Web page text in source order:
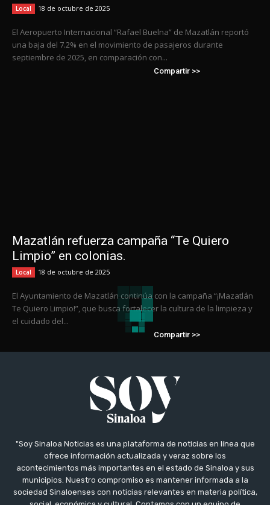
Local 18 de octubre de 2025
El Aeropuerto Internacional “Rafael Buelna” de Mazatlán reportó
una baja del 7.2% en el movimiento de pasajeros durante
septiembre de 2025, en comparación con...
Compartir >>
Mazatlán refuerza campaña “Te Quiero
Limpio” en colonias.
Local 18 de octubre de 2025
El Ayuntamiento de Mazatlán continúa con la campaña “¡Mazatlán
Te Quiero Limpio!”, que busca fortalecer la cultura de la limpieza y
el cuidado del...
Compartir >>
"Soy Sinaloa Noticias es una plataforma de noticias en línea que
ofrece información actualizada y veraz sobre los
acontecimientos más importantes en el estado de Sinaloa y sus
municipios. Nuestro compromiso es mantener informada a la
sociedad Sinaloenses con noticias relevantes en materia política,